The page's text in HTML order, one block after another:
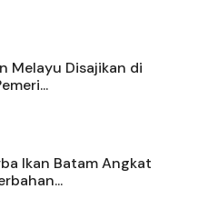
Melayu Disajikan di
Ikan Batam Angkat